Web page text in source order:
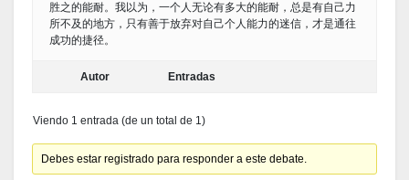
胜之的能耐。我以为，一个人无论有多大的能耐，总是有自己力
所不及的地方，只有善于放弃对自己个人能力的迷信，才是通往
成功的捷径。
Autor Entradas
Viendo 1 entrada (de un total de 1)
Debes estar registrado para responder a este debate.